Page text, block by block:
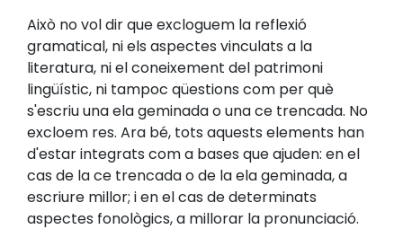
Això no vol dir que excloguem la reflexió
gramatical, ni els aspectes vinculats a la
literatura, ni el coneixement del patrimoni
lingüístic, ni tampoc qüestions com per què
s'escriu una ela geminada o una ce trencada. No
excloem res. Ara bé, tots aquests elements han
d'estar integrats com a bases que ajuden: en el
cas de la ce trencada o de la ela geminada, a
escriure millor; i en el cas de determinats
aspectes fonològics, a millorar la pronunciació.